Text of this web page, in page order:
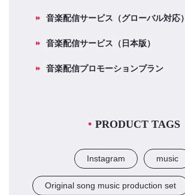
音楽配信サービス（グローバル対応）
音楽配信サービス（日本版）
音楽配信プロモーションプラン
PRODUCT TAGS
Instagram music
Original song music production set